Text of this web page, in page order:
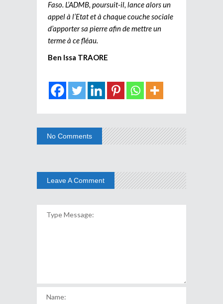
Faso. L’ADMB, poursuit-il, lance alors un
appel à l’Etat et à chaque couche sociale
d’apporter sa pierre afin de mettre un
terme à ce fléau.
Ben Issa TRAORE
No Comments
Leave A Comment